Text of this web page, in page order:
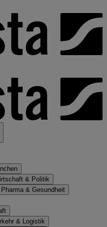
& Politik
Pharma & Gesundheit
& Logistik